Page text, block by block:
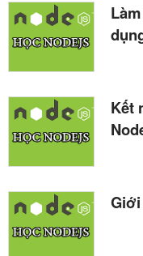
Kết
Giới